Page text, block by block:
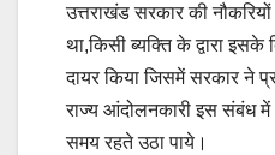
उत्तराखंड सरकार की
था,किसी ब्यक्ति के द्वारा इसके
दायर किया जिसमें सरकार ने
राज्य आंदोलनकारी इस संबंध
समय रहते उठा पाये।